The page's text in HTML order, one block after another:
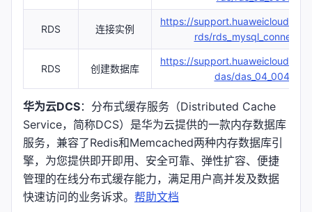
RDS 连接实例
https://
rds/
RDS 创建数据库
https://
das/
华为云DCS：分布式缓存服务（Distributed Cache
Service，简称DCS）是华为云提供的一款内存数据库
服务，兼容了Redis和Memcached两种内存数据库引
擎，为您提供即开即用、安全可靠、弹性扩容、便捷
管理的在线分布式缓存能力，满足用户高并发及数据
快速访问的业务诉求。 帮助文档